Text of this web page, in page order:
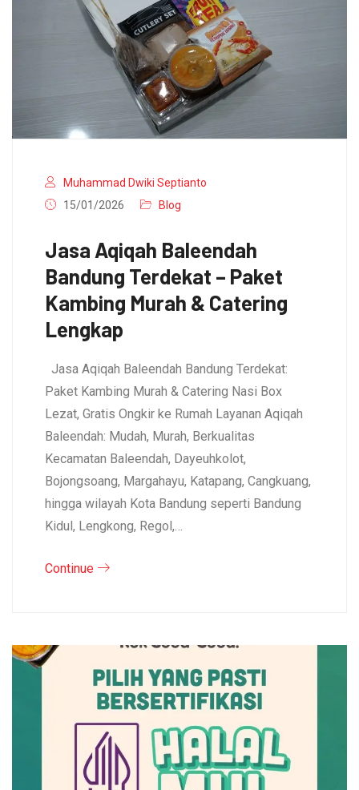
Muhammad Dwiki Septianto
15/01/2026
Blog
Jasa Aqiqah Baleendah
Bandung Terdekat – Paket
Kambing Murah & Catering
Lengkap
Jasa Aqiqah Baleendah Bandung Terdekat:
Paket Kambing Murah & Catering Nasi Box
Lezat, Gratis Ongkir ke Rumah Layanan Aqiqah
Baleendah: Mudah, Murah, Berkualitas
Kecamatan Baleendah, Dayeuhkolot,
Bojongsoang, Margahayu, Katapang, Cangkuang,
hingga wilayah Kota Bandung seperti Bandung
Kidul, Lengkong, Regol,…
Continue